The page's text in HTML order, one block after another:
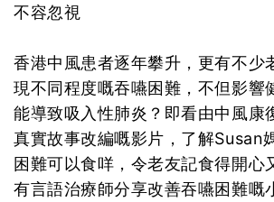
不容忽視
香港中風患者逐年攀升，更有不少
現不同程度嘅吞嚥困難，不但影響
能導致吸入性肺炎？即看由中風康
真實故事改編嘅影片，了解Susan
困難可以食咩，令老友記食得開心
有言語治療師分享改善吞嚥困難嘅